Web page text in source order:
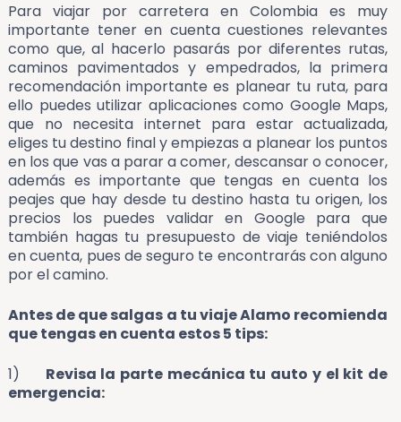
Para viajar por carretera en Colombia es muy
importante tener en cuenta cuestiones relevantes
como que, al hacerlo pasarás por diferentes rutas,
caminos pavimentados y empedrados, la primera
recomendación importante es planear tu ruta, para
ello puedes utilizar aplicaciones como Google Maps,
que no necesita internet para estar actualizada,
eliges tu destino final y empiezas a planear los puntos
en los que vas a parar a comer, descansar o conocer,
además es importante que tengas en cuenta los
peajes que hay desde tu destino hasta tu origen, los
precios los puedes validar en Google para que
también hagas tu presupuesto de viaje teniéndolos
en cuenta, pues de seguro te encontrarás con alguno
por el camino.
Antes de que salgas a tu viaje Alamo recomienda
que tengas en cuenta estos 5 tips:
1) Revisa la parte mecánica tu auto y el kit de
emergencia: